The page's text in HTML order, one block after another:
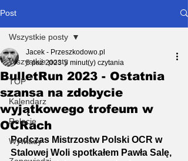
Post
Wszystkie posty
TOP
Kalendarz
Relacje
Wywiady
Wszystkie posty
BulletRun 2023 - Ostatnia
szansa na zdobycie
wyjątkowego trofeum w
OCRach
Jacek - Przeszkodowo.pl
5 paź 2023 5 minut(y) czytania
Podczas Mistrzostw Polski OCR w
Stalowej Woli spotkałem Pawła Salę,